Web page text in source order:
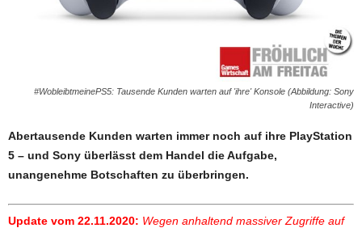
#WobleibtmeinePS5: Tausende Kunden warten auf 'ihre' Konsole (Abbildung: Sony
Interactive)
Abertausende Kunden warten immer noch auf ihre PlayStation
5 – und Sony überlässt dem Handel die Aufgabe,
unangenehme Botschaften zu überbringen.
Update vom 22.11.2020: Wegen anhaltend massiver Zugriffe auf